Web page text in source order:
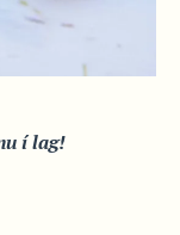
í lag!